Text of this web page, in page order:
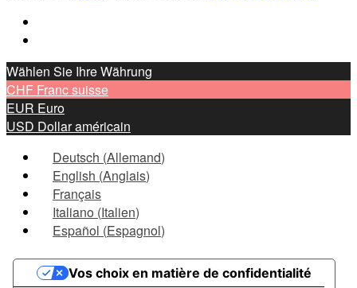
Wählen Sie Ihre Währung
CHF Franc suisse
EUR Euro
USD Dollar américain
Deutsch (Allemand)
English (Anglais)
Français
Italiano (Italien)
Español (Espagnol)
Vos choix en matière de confidentialité